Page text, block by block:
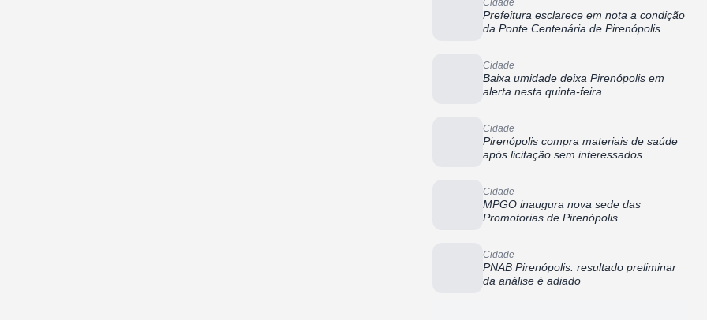
Cidade
Prefeitura esclarece em nota a condição
da Ponte Centenária de Pirenópolis
Cidade
Baixa umidade deixa Pirenópolis em
alerta nesta quinta-feira
Cidade
Pirenópolis compra materiais de saúde
após licitação sem interessados
Cidade
MPGO inaugura nova sede das
Promotorias de Pirenópolis
Cidade
PNAB Pirenópolis: resultado preliminar
da análise é adiado